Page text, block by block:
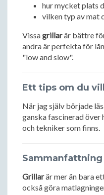
hur mycket plats
vilken typ av mat
Vissagrillarär bättre
andra är perfekta för
"low and slow".
Ett tips om du
När jag själv började
ganska fascinerad över
och tekniker som finns.
Sammanfattning
Grillarär mer än bara
också göra